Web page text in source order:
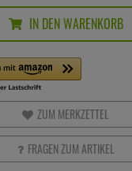
IN DEN WARENKORB
ZUM MERKZETTEL
FRAGEN ZUM ARTIKEL